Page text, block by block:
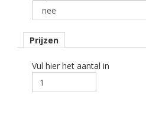
Prijzen
Vul hier het aantal in